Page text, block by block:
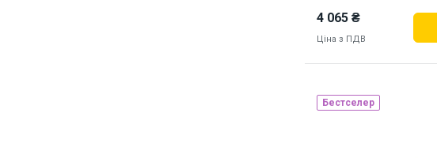
4 065 ₴
Ціна з ПДВ
Бестселер